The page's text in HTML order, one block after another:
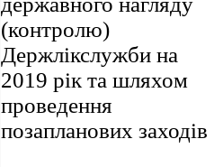
(контролю)
Держлікслужби на
2019 рік та шляхом
проведення
позапланових заходів